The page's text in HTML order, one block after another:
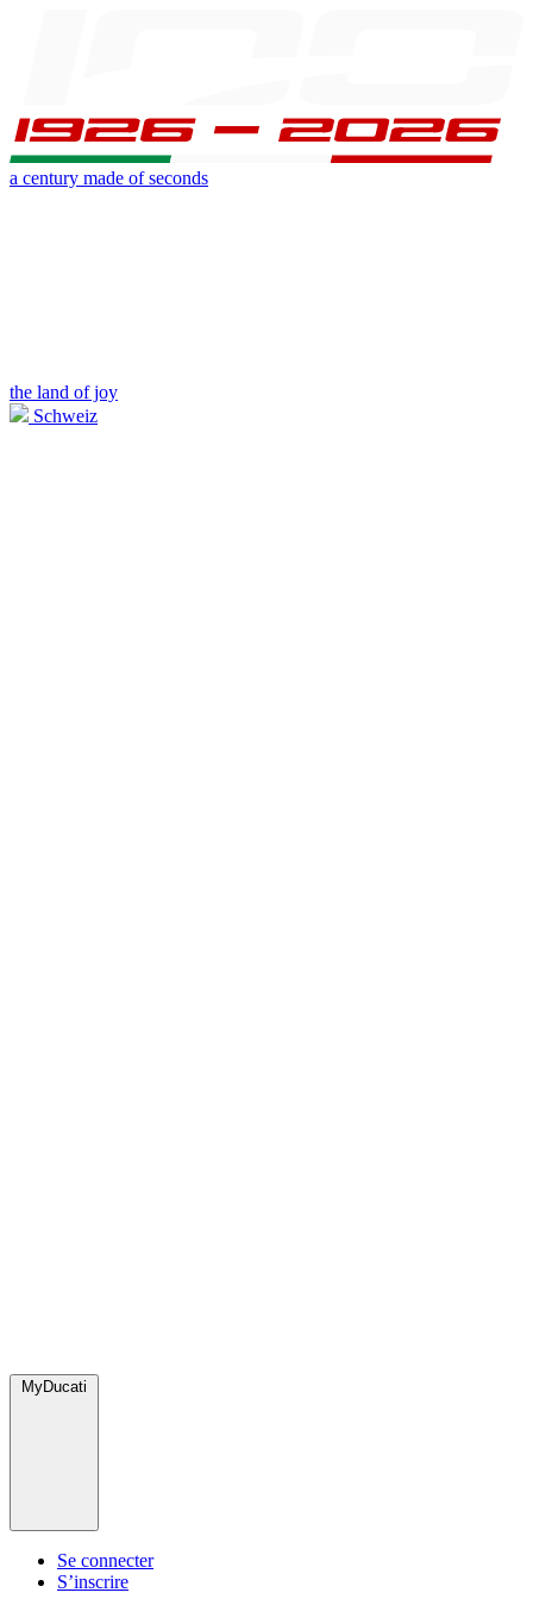
a century made of seconds
the land of joy
Schweiz
MyDucati
Se connecter
S’inscrire